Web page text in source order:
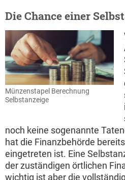
Die Chance einer
Münzenstapel Berechnung
Selbstanzeige
noch keine sogenannte
hat die Finanzbehörde
eingetreten ist. Eine
der zuständigen örtlichen
wichtig ist aber die